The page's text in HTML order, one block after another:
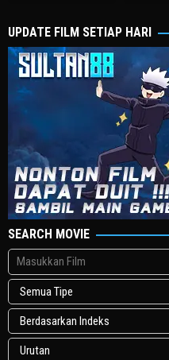
UPDATE FILM SETIAP HARI
SEARCH MOVIE